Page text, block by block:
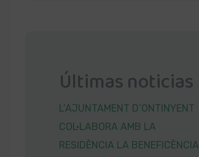
Últimas noticias
L’AJUNTAMENT D’ONTINYENT
COL·LABORA AMB LA
RESIDÈNCIA LA BENEFICÈNCIA